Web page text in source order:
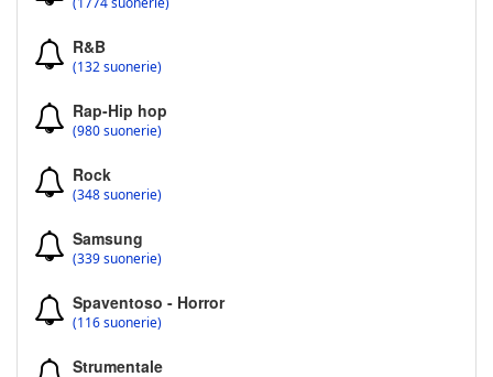
R&B
(132 suonerie)
Rap-Hip hop
(980 suonerie)
Rock
(348 suonerie)
Samsung
(339 suonerie)
Spaventoso - Horror
(116 suonerie)
Strumentale